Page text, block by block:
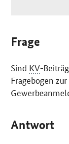
Frage
Sind KV-
Fragebogen
Antwort